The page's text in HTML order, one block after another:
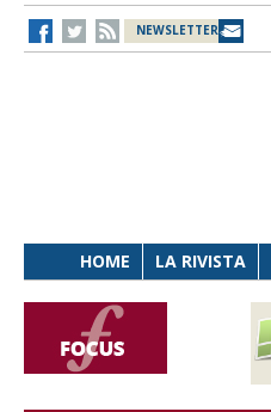
NEWSLETTER
HOME LA RIVISTA